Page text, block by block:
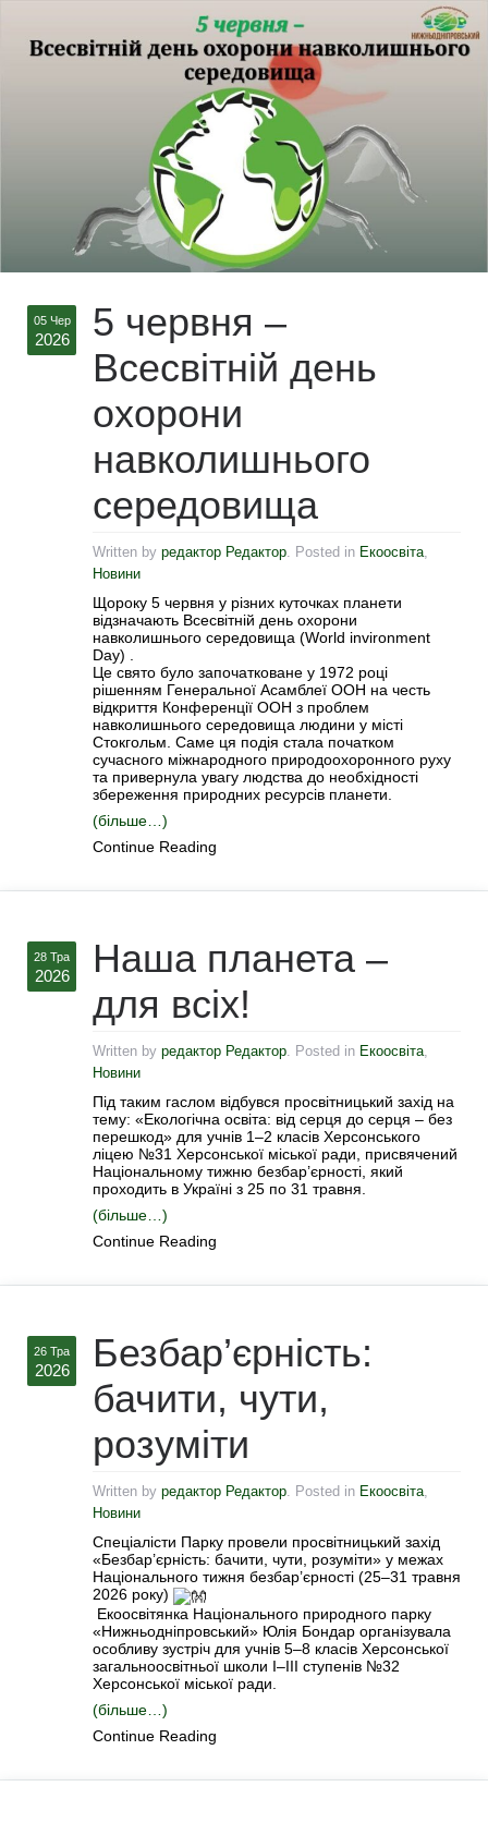
05 Чер
2026
5 червня –
Всесвітній день
охорони
навколишнього
середовища
Written by редактор Редактор. Posted in Екоосвіта,
Новини
Щороку 5 червня у різних куточках планети
відзначають Всесвітній день охорони
навколишнього середовища (World invironment
Day) .
Це свято було започатковане у 1972 році
рішенням Генеральної Асамблеї ООН на честь
відкриття Конференції ООН з проблем
навколишнього середовища людини у місті
Стокгольм. Саме ця подія стала початком
сучасного міжнародного природоохоронного руху
та привернула увагу людства до необхідності
збереження природних ресурсів планети.
(більше…)
Continue Reading
28 Тра
2026
Наша планета –
для всіх!
Written by редактор Редактор. Posted in Екоосвіта,
Новини
Під таким гаслом відбувся просвітницький захід на
тему: «Екологічна освіта: від серця до серця – без
перешкод» для учнів 1–2 класів Херсонського
ліцею №31 Херсонської міської ради, присвячений
Національному тижню безбар’єрності, який
проходить в Україні з 25 по 31 травня.
(більше…)
Continue Reading
26 Тра
2026
Безбар’єрність:
бачити, чути,
розуміти
Written by редактор Редактор. Posted in Екоосвіта,
Новини
Спеціалісти Парку провели просвітницький захід
«Безбар’єрність: бачити, чути, розуміти» у межах
Національного тижня безбар’єрності (25–31 травня
2026 року)
Екоосвітянка Національного природного парку
«Нижньодніпровський» Юлія Бондар організувала
особливу зустріч для учнів 5–8 класів Херсонської
загальноосвітньої школи І–ІІІ ступенів №32
Херсонської міської ради.
(більше…)
Continue Reading